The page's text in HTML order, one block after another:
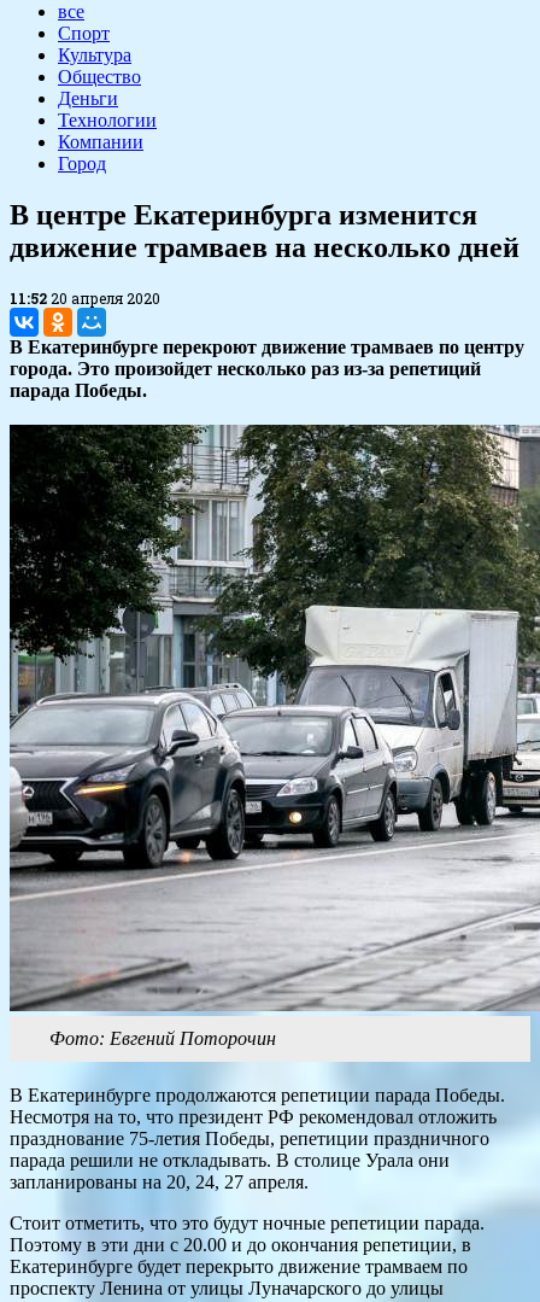
все
Спорт
Культура
Общество
Деньги
Технологии
Компании
Город
В центре Екатеринбурга изменится
движение трамваев на несколько дней
11:5220 апреля 2020
В Екатеринбурге перекроют движение трамваев по центру
города. Это произойдет несколько раз из-за репетиций
парада Победы.
Фото: Евгений Поторочин
В Екатеринбурге продолжаются репетиции парада Победы.
Несмотря на то, что президент РФ рекомендовал отложить
празднование 75-летия Победы, репетиции праздничного
парада решили не откладывать. В столице Урала они
запланированы на 20, 24, 27 апреля.
Стоит отметить, что это будут ночные репетиции парада.
Поэтому в эти дни с 20.00 и до окончания репетиции, в
Екатеринбурге будет перекрыто движение трамваем по
проспекту Ленина от улицы Луначарского до улицы